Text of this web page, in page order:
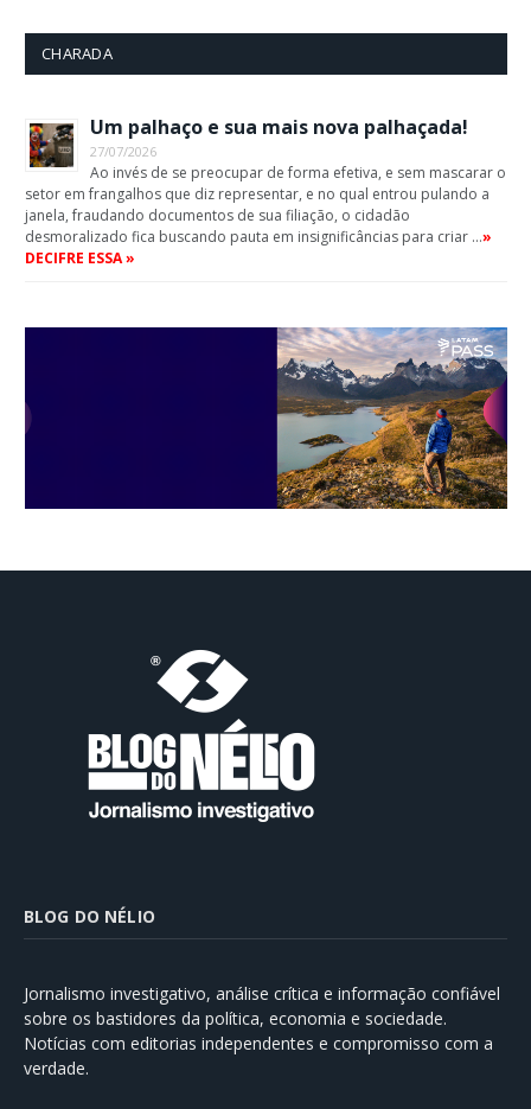
CHARADA
Um palhaço e sua mais nova palhaçada!
27/07/2026
Ao invés de se preocupar de forma efetiva, e sem mascarar o
setor em frangalhos que diz representar, e no qual entrou pulando a
janela, fraudando documentos de sua filiação, o cidadão
desmoralizado fica buscando pauta em insignificâncias para criar …»
DECIFRE ESSA »
BLOG DO NÉLIO
Jornalismo investigativo, análise crítica e informação confiável
sobre os bastidores da política, economia e sociedade.
Notícias com editorias independentes e compromisso com a
verdade.